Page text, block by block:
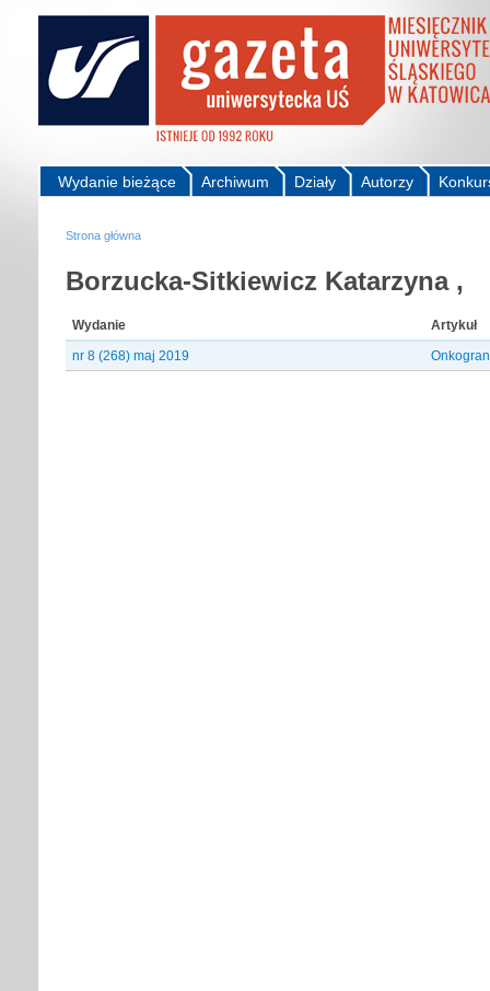
Autorzy
Działy
Archiwum
Wydanie bieżące
Strona główna
Borzucka-Sitkiewicz Katarzyna ,
Wydanie
Artykuł
nr 8 (268) maj 2019